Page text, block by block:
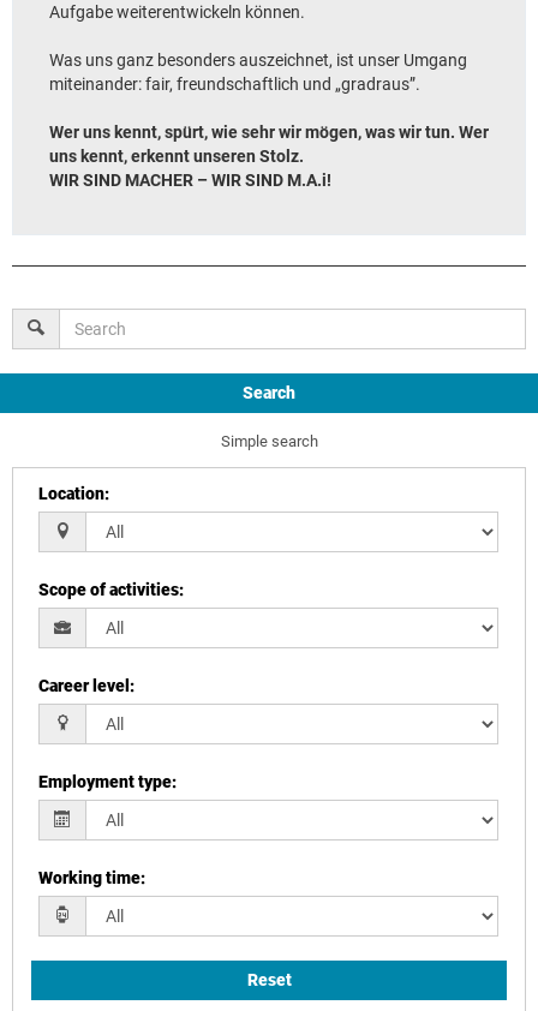
Aufgabe weiterentwickeln können.
Was uns ganz besonders auszeichnet, ist unser Umgang
miteinander: fair, freundschaftlich und „gradraus”.
Wer uns kennt, spürt, wie sehr wir mögen, was wir tun. Wer
uns kennt, erkennt unseren Stolz.
WIR SIND MACHER – WIR SIND M.A.i!
Search
Simple search
Location:
Scope of activities:
Career level:
Employment type:
Working time:
Reset